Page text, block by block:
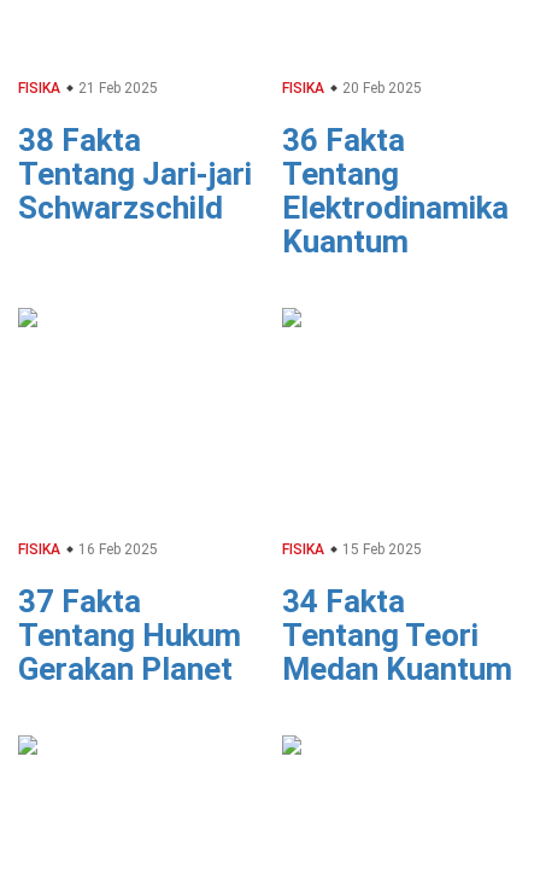
FISIKA 21 Feb 2025
38 Fakta
Tentang Jari-jari
Schwarzschild
FISIKA 20 Feb 2025
36 Fakta
Tentang
Elektrodinamika
Kuantum
FISIKA 16 Feb 2025
37 Fakta
Tentang Hukum
Gerakan Planet
FISIKA 15 Feb 2025
34 Fakta
Tentang Teori
Medan Kuantum